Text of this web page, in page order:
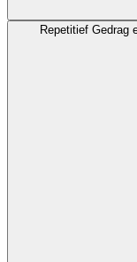
Repetitief Gedrag